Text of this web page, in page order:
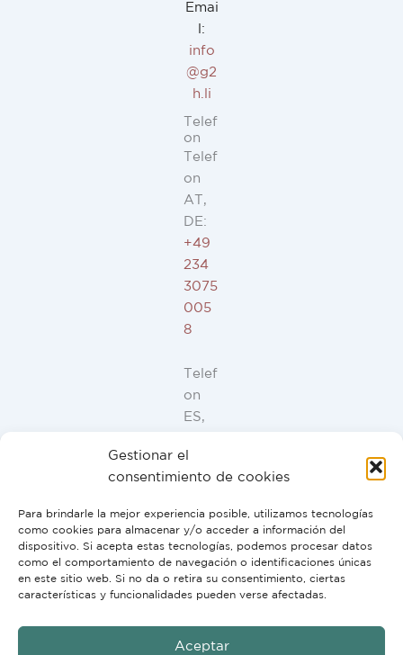
Gestionar el
consentimiento de cookies
Para brindarle la mejor experiencia posible, utilizamos tecnologías
como cookies para almacenar y/o acceder a información del
dispositivo. Si acepta estas tecnologías, podemos procesar datos
como el comportamiento de navegación o identificaciones únicas
en este sitio web. Si no da o retira su consentimiento, ciertas
características y funcionalidades pueden verse afectadas.
Aceptar
Emai
l:
info
@g2
h.li
Telef
on
Telef
on
AT,
DE:
+49
234
3075
005
8
Telef
on
ES,
IT,
PT:
91
946
44